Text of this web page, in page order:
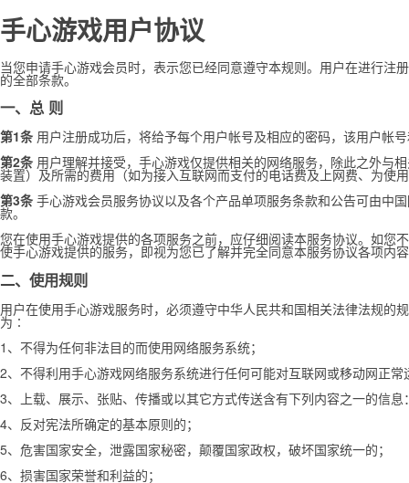
手心游戏用户协议
当您申请手心游戏会员时，表示您已经同意遵守本规则。用户在进行
的全部条款。
一、总 则
第1条 用户注册成功后，将给予每个用户帐号及相应的密码，该用户帐
第2条 用户理解并接受，手心游戏仅提供相关的网络服务，除此之外与
装置）及所需的费用（如为接入互联网而支付的电话费及上网费、为使
第3条 手心游戏会员服务协议以及各个产品单项服务条款和公告可由中
款。
您在使用手心游戏提供的各项服务之前，应仔细阅读本服务协议。如您
使手心游戏提供的服务，即视为您已了解并完全同意本服务协议各项内
二、使用规则
用户在使用手心游戏服务时，必须遵守中华人民共和国相关法律法规
为∶
1、不得为任何非法目的而使用网络服务系统；
2、不得利用手心游戏网络服务系统进行任何可能对互联网或移动网正
3、上载、展示、张贴、传播或以其它方式传送含有下列内容之一的信息
4、反对宪法所确定的基本原则的；
5、危害国家安全，泄露国家秘密，颠覆国家政权，破坏国家统一的；
6、损害国家荣誉和利益的；